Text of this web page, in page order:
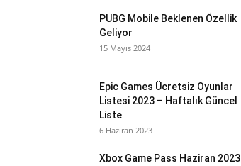
PUBG Mobile Beklenen Özellik
Geliyor
15 Mayıs 2024
Epic Games Ücretsiz Oyunlar
Listesi 2023 – Haftalık Güncel
Liste
6 Haziran 2023
Xbox Game Pass Haziran 2023